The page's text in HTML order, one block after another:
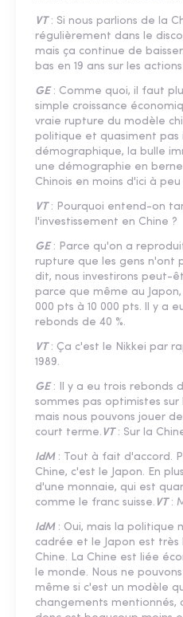
VT: Si nous parlions de la
régulièrement dans le
mais ça continue de
bas en 19 ans sur les
GE: Comme quoi, il faut
simple croissance
vraie rupture du modèle
politique et quasiment pas
démographique, la bulle
une démographie en
Chinois en moins d'ici à peu
VT: Pourquoi entend-on
l'investissement en Chine ?
GE: Parce qu'on a
rupture que les gens n'ont
dit, nous investirons peut-
parce que même au
000 pts à 10 000 pts. ll y a
rebonds de 40 %.
VT: Ça c'est le Nikkei par
1989.
GE: Il y a eu trois rebonds
sommes pas optimistes
mais nous pouvons jouer
court terme. VT: Sur la
IdM: Tout à fait d'accord.
Chine, c'est le Japon. En
d'une monnaie, qui est
comme le franc suisse. VT:
IdM: Oui, mais la politique
cadrée et le Japon est
Chine. La Chine est liée
le monde. Nous ne
même si c'est un modèle
changements mentionnés,